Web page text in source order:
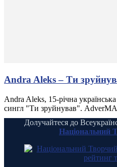
Andra Aleks – Ти
Andra Aleks, 15-річна
сингл "Ти зруйнував".
Долучайтеся до
Національний